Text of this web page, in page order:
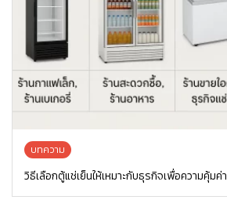
บทความ
วิธีเลือกตู้แช่เย็นให้เหมาะกับธุรกิจเพื่อความคุ้มค่า